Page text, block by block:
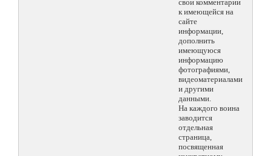
свои комментарии
к имеющейся на
сайте
информации,
дополнить
имеющуюся
информацию
фотографиями,
видеоматериалами
и другими
данными.
На каждого воина
заводится
отдельная
страница,
посвященная